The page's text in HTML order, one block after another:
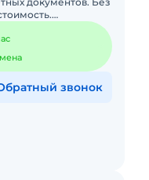
аренда. Техника
звонок